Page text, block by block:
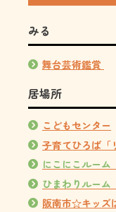
みる
舞台芸術鑑賞
居場所
こどもセンター
子育てひろば「
にこにこルーム
ひまわりルーム
阪南市☆キッズ